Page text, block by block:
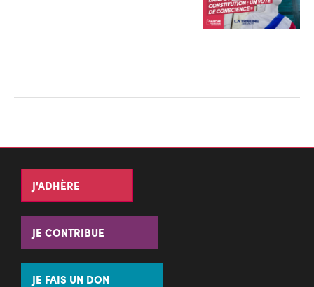
J'ADHÈRE
JE CONTRIBUE
JE FAIS UN DON